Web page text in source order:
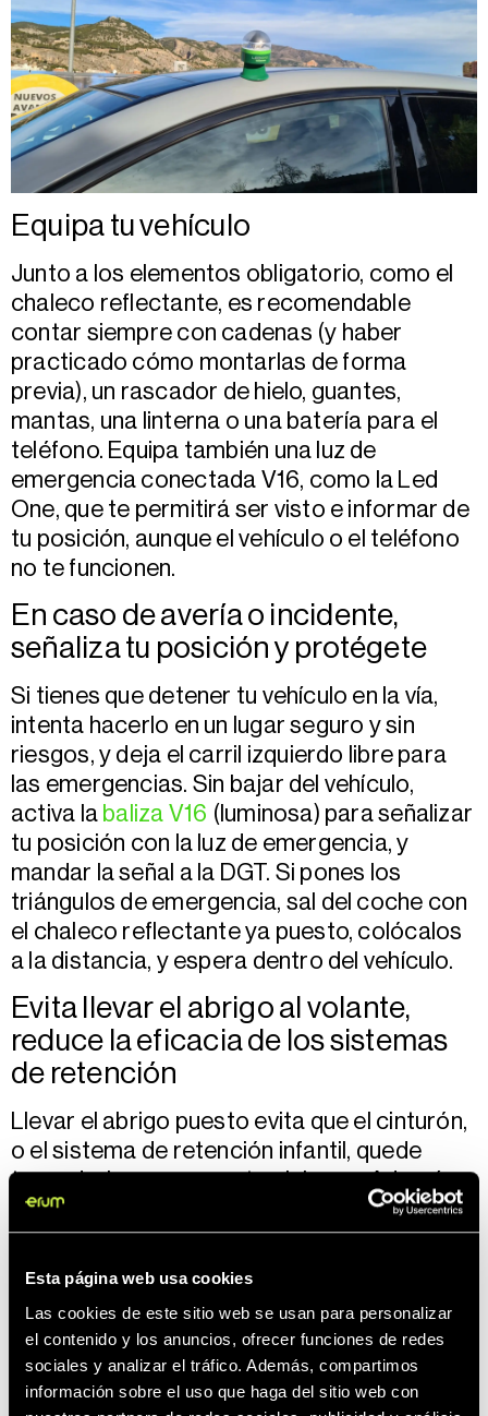
Esta página web usa cookies
Las cookies de este sitio web se usan para personalizar
el contenido y los anuncios, ofrecer funciones de redes
sociales y analizar el tráfico. Además, compartimos
información sobre el uso que haga del sitio web con
Equipa tu vehículo
Junto a los elementos obligatorio, como el
chaleco reflectante, es recomendable
contar siempre con cadenas (y haber
practicado cómo montarlas de forma
previa), un rascador de hielo, guantes,
mantas, una linterna o una batería para el
teléfono. Equipa también una luz de
emergencia conectada V16, como la Led
One, que te permitirá ser visto e informar de
tu posición, aunque el vehículo o el teléfono
no te funcionen.
En caso de avería o incidente,
señaliza tu posición y protégete
Si tienes que detener tu vehículo en la vía,
intenta hacerlo en un lugar seguro y sin
riesgos, y deja el carril izquierdo libre para
las emergencias. Sin bajar del vehículo,
activa la baliza V16 (luminosa) para señalizar
tu posición con la luz de emergencia, y
mandar la señal a la DGT. Si pones los
triángulos de emergencia, sal del coche con
el chaleco reflectante ya puesto, colócalos
a la distancia, y espera dentro del vehículo.
Evita llevar el abrigo al volante,
reduce la eficacia de los sistemas
de retención
Llevar el abrigo puesto evita que el cinturón,
o el sistema de retención infantil, quede
tensado, lo que aumenta el riesgo. Además,
llevar esta prenda puede limitar nuestros
movimientos. Antes de ponernos en marcha,
mantengamos el vehículo a una temperatura
Conduce con suavidad
Reduce la velocidad. Evita movimientos